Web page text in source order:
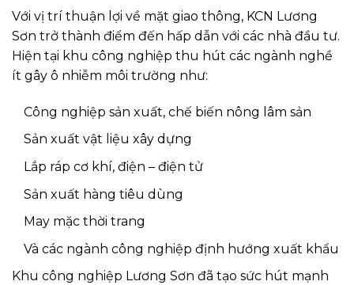
Với vị trí thuận lợi về mặt giao thông, KCN Lương
Sơn trở thành điểm đến hấp dẫn với các nhà đầu tư.
Hiện tại khu công nghiệp thu hút các ngành nghề
ít gây ô nhiễm môi trường như:
Công nghiệp sản xuất, chế biến nông lâm sản
Sản xuất vật liệu xây dựng
Lắp ráp cơ khí, điện – điện tử
Sản xuất hàng tiêu dùng
May mặc thời trang
Và các ngành công nghiệp định hướng xuất khẩu
Khu công nghiệp Lương Sơn đã tạo sức hút mạnh